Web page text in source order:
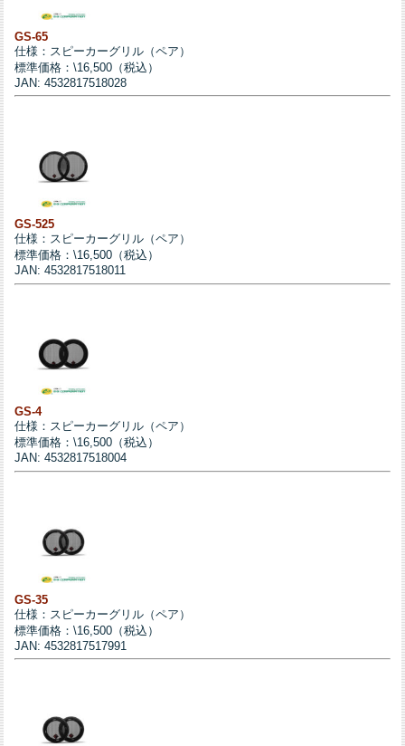
GS-65
仕様：スピーカーグリル（ペア）
標準価格：\16,500（税込）
JAN: 4532817518028
GS-525
仕様：スピーカーグリル（ペア）
標準価格：\16,500（税込）
JAN: 4532817518011
GS-4
仕様：スピーカーグリル（ペア）
標準価格：\16,500（税込）
JAN: 4532817518004
GS-35
仕様：スピーカーグリル（ペア）
標準価格：\16,500（税込）
JAN: 4532817517991